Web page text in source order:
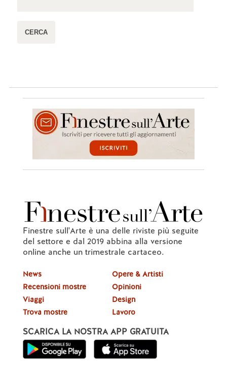
Finestre sull'Arte è una delle riviste più seguite
del settore e dal 2019 abbina alla versione
online anche un trimestrale cartaceo.
News
Recensioni mostre
Viaggi
Trova mostre
Opere & Artisti
Opinioni
Design
Lavoro
SCARICA LA NOSTRA APP GRATUITA